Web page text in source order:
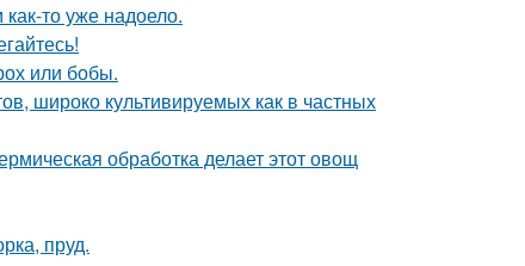
то уже надоело.
или бобы.
широко культивируемых как в частных
обработка делает этот овощ
пруд.